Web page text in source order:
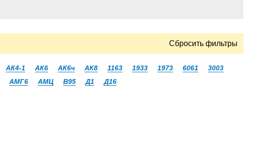
Сбросить фильтры
АК4-1 АК6 АК6ч АК8 1163 1933 1973 6061
3003
АМГ6 АМЦ В95 Д1 Д16